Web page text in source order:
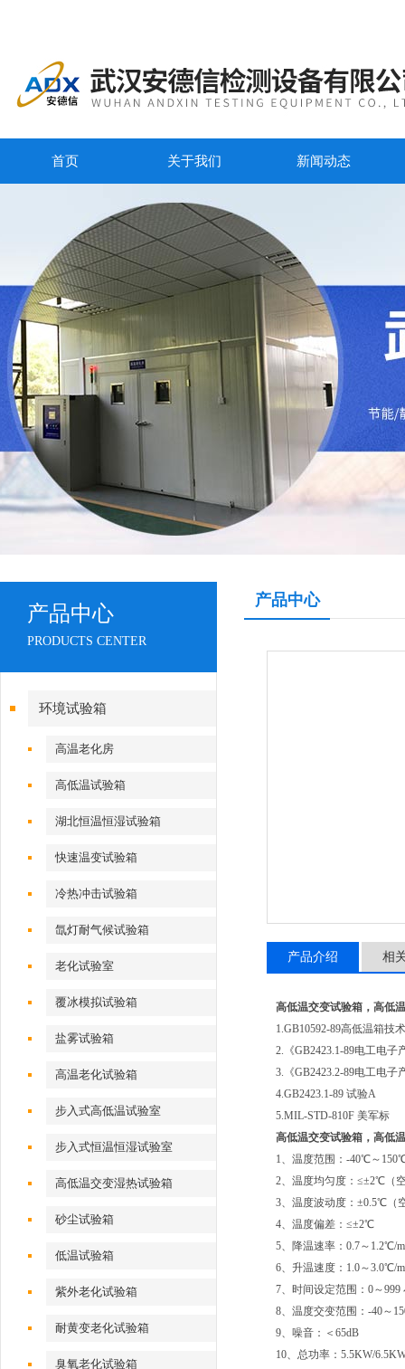
首页 关于我们 新闻动态
产品中心
PRODUCTS CENTER
环境试验箱
高温老化房
高低温试验箱
湖北恒温恒湿试验箱
快速温变试验箱
冷热冲击试验箱
氙灯耐气候试验箱
老化试验室
覆冰模拟试验箱
盐雾试验箱
高温老化试验箱
步入式高低温试验室
步入式恒温恒湿试验室
高低温交变湿热试验箱
砂尘试验箱
低温试验箱
紫外老化试验箱
耐黄变老化试验箱
臭氧老化试验箱
产品中心
产品介绍 相
高低温交变试验箱，高低
1.GB10592-89高低温箱技
2.《GB2423.1-89电工电
3.《GB2423.2-89电工电
4.GB2423.1-89 试验A
5.MIL-STD-810F 美军标
高低温交变试验箱，高低
1、温度范围：-40℃～
2、温度均匀度：≤±2℃（
3、温度波动度：±0.5℃（
4、温度偏差：≤±2℃
5、降温速率：0.7～1.2℃/
6、升温速度：1.0～3.0℃/
7、时间设定范围：0～999
8、温度交变范围：-40～
9、噪音：＜65dB
10、总功率：5.5KW/